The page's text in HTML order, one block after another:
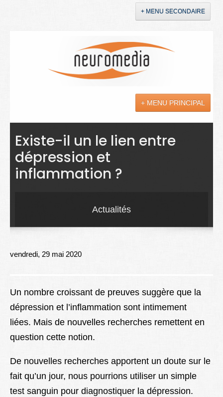
+ MENU SECONDAIRE
+ MENU PRINCIPAL
Actualités
Sciences
Maladies
Better Health
Existe-il un le lien entre
dépression et
inflammation ?
Actualités
vendredi, 29 mai 2020
Un nombre croissant de preuves suggère que la
dépression et l’inflammation sont intimement
liées. Mais de nouvelles recherches remettent en
question cette notion.
De nouvelles recherches apportent un doute sur le
fait qu’un jour, nous pourrions utiliser un simple
test sanguin pour diagnostiquer la dépression.